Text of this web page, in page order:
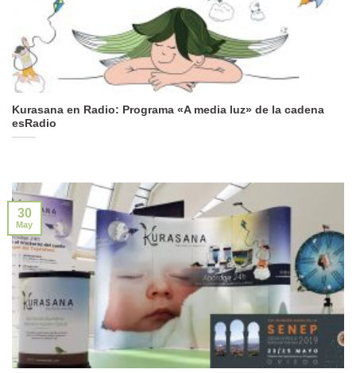
Kurasana en Radio: Programa «A media luz» de la cadena
esRadio
30
May